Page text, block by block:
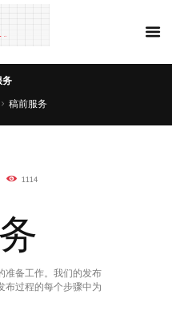
务
稿前服务
1114
准备工作。我们的发布
布过程的每个步骤中为